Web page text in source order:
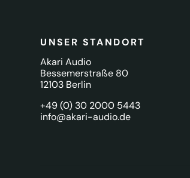
UNSER STANDORT
Akari Audio
Bessemerstraße 80
12103 Berlin
+49 (0) 30 2000 5443
info@akari-audio.de